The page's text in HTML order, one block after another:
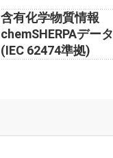
含有化学物質情報
chemSHERPAデータ
(IEC 62474準拠)